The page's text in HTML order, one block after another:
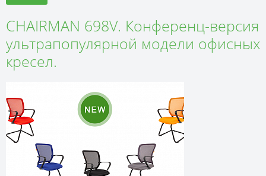
CHAIRMAN 698V. Конференц-версия
ультрапопулярной модели офисных
кресел.